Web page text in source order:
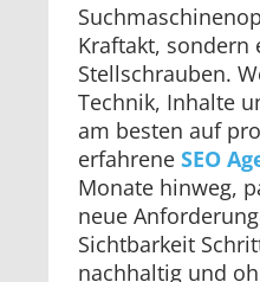
Kraftakt, sondern
Stellschrauben.
Technik, Inhalte
am besten auf
erfahrene SEO
Monate hinweg,
neue
Sichtbarkeit
nachhaltig und